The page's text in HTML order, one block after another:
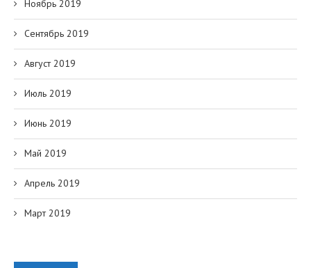
Ноябрь 2019
Сентябрь 2019
Август 2019
Июль 2019
Июнь 2019
Май 2019
Апрель 2019
Март 2019